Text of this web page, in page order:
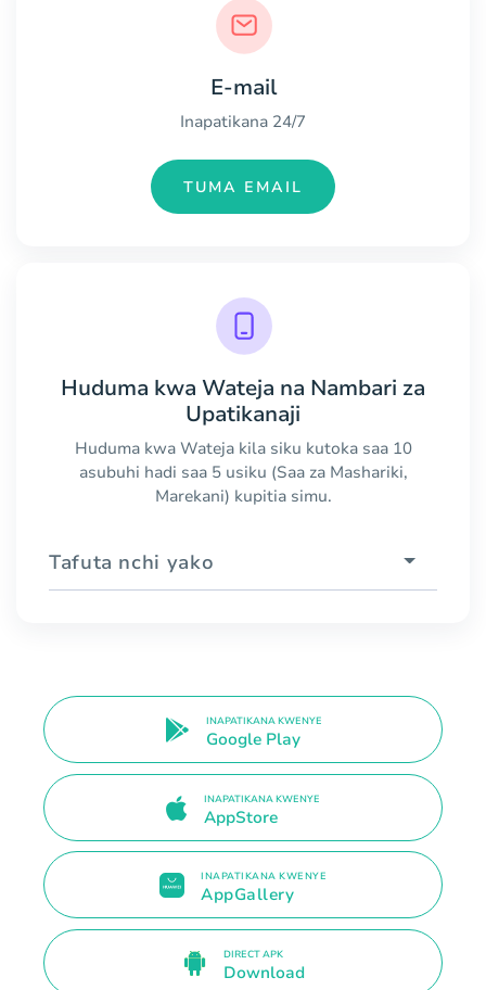
E-mail
Inapatikana 24/7
TUMA EMAIL
Huduma kwa Wateja na Nambari za
Upatikanaji
Huduma kwa Wateja kila siku kutoka saa 10
asubuhi hadi saa 5 usiku (Saa za Mashariki,
Marekani) kupitia simu.
Tafuta nchi yako
INAPATIKANA KWENYE
Google Play
INAPATIKANA KWENYE
AppStore
INAPATIKANA KWENYE
AppGallery
DIRECT APK
Download